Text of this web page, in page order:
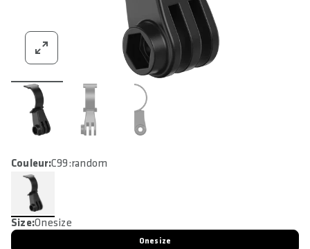
Couleur:C99:random
Size:Onesize
Onesize